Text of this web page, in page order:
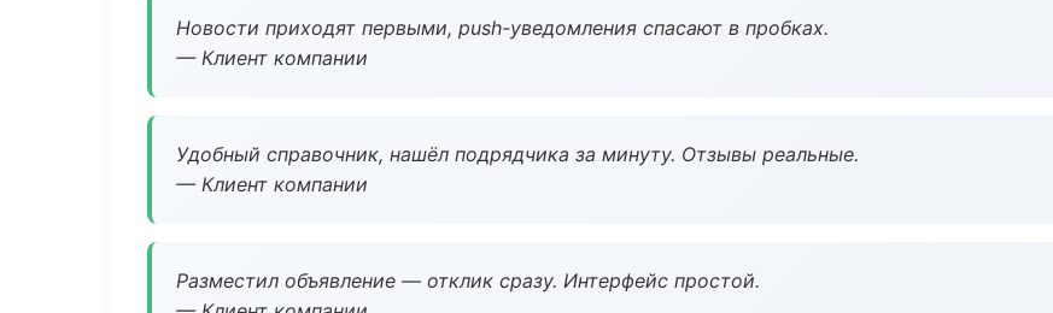
Новости приходят первыми, push-уведомления спасают в пробках.
— Клиент компании
Удобный справочник, нашёл подрядчика за минуту. Отзывы реальные.
— Клиент компании
Разместил объявление — отклик сразу. Интерфейс простой.